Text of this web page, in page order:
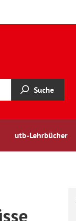
Suche
utb-Lehrbücher